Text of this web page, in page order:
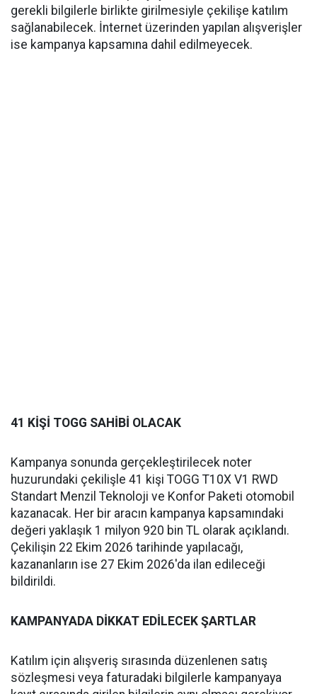
gerekli bilgilerle birlikte girilmesiyle çekilişe katılım
sağlanabilecek. İnternet üzerinden yapılan alışverişler
ise kampanya kapsamına dahil edilmeyecek.
41 KİŞİ TOGG SAHİBİ OLACAK
Kampanya sonunda gerçekleştirilecek noter
huzurundaki çekilişle 41 kişi TOGG T10X V1 RWD
Standart Menzil Teknoloji ve Konfor Paketi otomobil
kazanacak. Her bir aracın kampanya kapsamındaki
değeri yaklaşık 1 milyon 920 bin TL olarak açıklandı.
Çekilişin 22 Ekim 2026 tarihinde yapılacağı,
kazananların ise 27 Ekim 2026'da ilan edileceği
bildirildi.
KAMPANYADA DİKKAT EDİLECEK ŞARTLAR
Katılım için alışveriş sırasında düzenlenen satış
sözleşmesi veya faturadaki bilgilerle kampanyaya